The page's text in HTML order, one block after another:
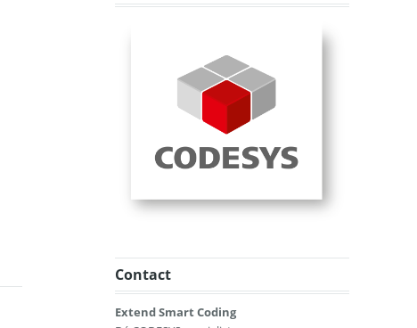
Contact
Extend Smart Coding